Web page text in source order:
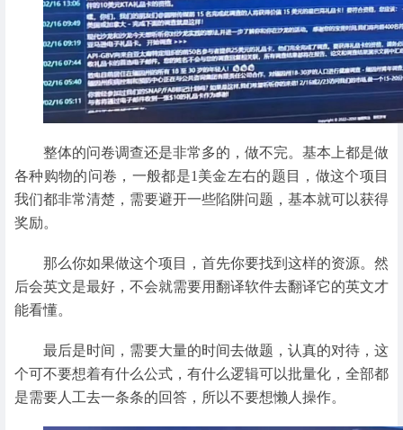
整体的问卷调查还是非常多的，做不完。基本上都是做
各种购物的问卷，一般都是1美金左右的题目，做这个项目
我们都非常清楚，需要避开一些陷阱问题，基本就可以获得
奖励。
那么你如果做这个项目，首先你要找到这样的资源。然
后会英文是最好，不会就需要用翻译软件去翻译它的英文才
能看懂。
最后是时间，需要大量的时间去做题，认真的对待，这
个可不要想着有什么公式，有什么逻辑可以批量化，全部都
是需要人工去一条条的回答，所以不要想懒人操作。